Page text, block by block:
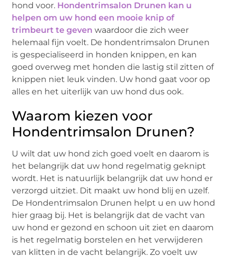
hond voor. Hondentrimsalon Drunen kan u
helpen om uw hond een mooie knip of
trimbeurt te geven waardoor die zich weer
helemaal fijn voelt. De hondentrimsalon Drunen
is gespecialiseerd in honden knippen, en kan
goed overweg met honden die lastig stil zitten of
knippen niet leuk vinden. Uw hond gaat voor op
alles en het uiterlijk van uw hond dus ook.
Waarom kiezen voor
Hondentrimsalon Drunen?
U wilt dat uw hond zich goed voelt en daarom is
het belangrijk dat uw hond regelmatig geknipt
wordt. Het is natuurlijk belangrijk dat uw hond er
verzorgd uitziet. Dit maakt uw hond blij en uzelf.
De Hondentrimsalon Drunen helpt u en uw hond
hier graag bij. Het is belangrijk dat de vacht van
uw hond er gezond en schoon uit ziet en daarom
is het regelmatig borstelen en het verwijderen
van klitten in de vacht belangrijk. Zo voelt uw